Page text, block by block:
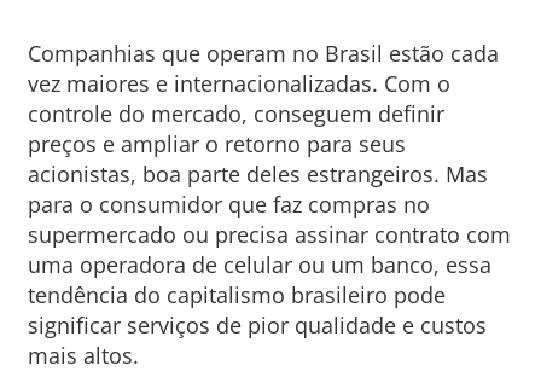
Companhias que operam no Brasil estão cada
vez maiores e internacionalizadas. Com o
controle do mercado, conseguem definir
preços e ampliar o retorno para seus
acionistas, boa parte deles estrangeiros. Mas
para o consumidor que faz compras no
supermercado ou precisa assinar contrato com
uma operadora de celular ou um banco, essa
tendência do capitalismo brasileiro pode
significar serviços de pior qualidade e custos
mais altos.